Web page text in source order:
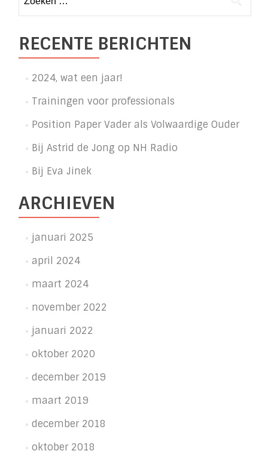
naar:
RECENTE BERICHTEN
2024, wat een jaar!
Trainingen voor professionals
Position Paper Vader als Volwaardige Ouder
Bij Astrid de Jong op NH Radio
Bij Eva Jinek
ARCHIEVEN
januari 2025
april 2024
maart 2024
november 2022
januari 2022
oktober 2020
december 2019
maart 2019
december 2018
oktober 2018